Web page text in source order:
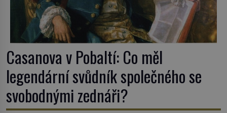
Casanova v Pobaltí: Co měl
legendární svůdník společného se
svobodnými zednáři?